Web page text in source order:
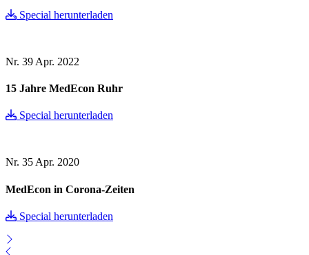
Special herunterladen
Nr. 39 Apr. 2022
15 Jahre MedEcon Ruhr
Special herunterladen
Nr. 35Apr. 2020
MedEcon in Corona-Zeiten
Special herunterladen